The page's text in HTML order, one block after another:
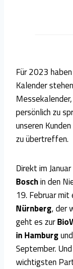
Für 2023
Kalender
persönlich zu
unseren
zu übertreffen.
Direkt im
Boschin den
19. Februar
Nürnberg, der
geht es zur
in Hamburgund
September.
wichtigsten